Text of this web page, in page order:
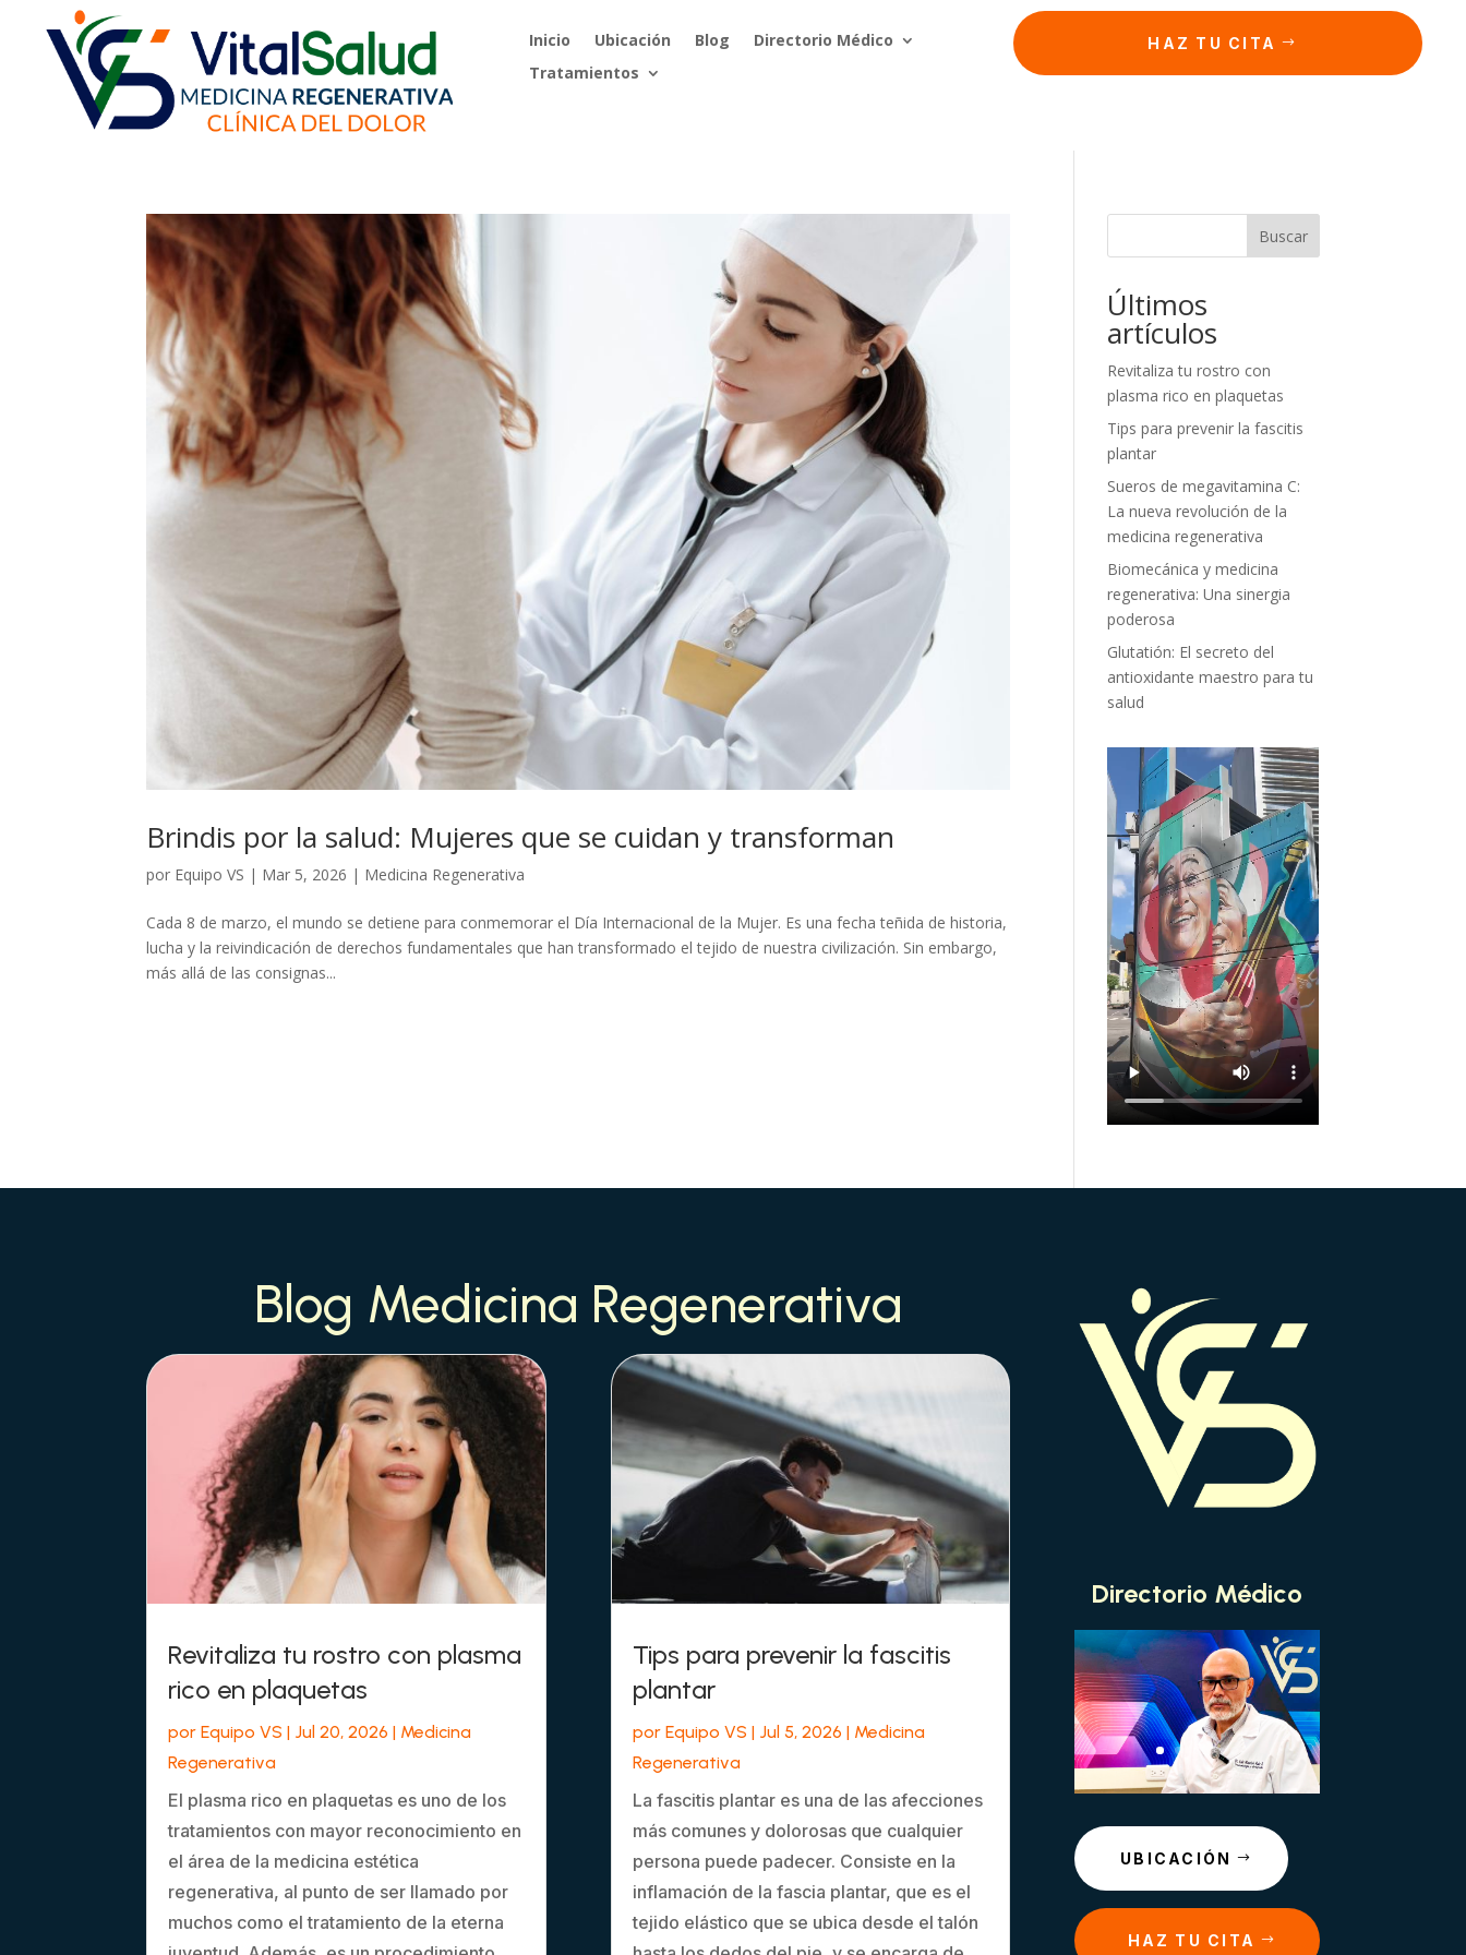
Inicio Ubicación Blog
Directorio Médico
Tratamientos
HAZ TU CITA
Brindis por la salud: Mujeres que se cuidan y transforman
por Equipo VS | Mar 5, 2026 | Medicina Regenerativa
Cada 8 de marzo, el mundo se detiene para conmemorar el Día Internacional de la Mujer. Es una fecha teñida de historia,
lucha y la reivindicación de derechos fundamentales que han transformado el tejido de nuestra civilización. Sin embargo,
más allá de las consignas...
Buscar
Últimos
artículos
Revitaliza tu rostro con
plasma rico en plaquetas
Tips para prevenir la fascitis
plantar
Sueros de megavitamina C:
La nueva revolución de la
medicina regenerativa
Biomecánica y medicina
regenerativa: Una sinergia
poderosa
Glutatión: El secreto del
antioxidante maestro para tu
salud
Blog Medicina Regenerativa
Revitaliza tu rostro con plasma
rico en plaquetas
porEquipo VS | Jul 20, 2026 | Medicina
Regenerativa
El plasma rico en plaquetas es uno de los
tratamientos con mayor reconocimiento en
el área de la medicina estética
regenerativa, al punto de ser llamado por
muchos como el tratamiento de la eterna
Tips para prevenir la fascitis
plantar
por Equipo VS | Jul 5, 2026 | Medicina
Regenerativa
La fascitis plantar es una de las afecciones
más comunes y dolorosas que cualquier
persona puede padecer. Consiste en la
inflamación de la fascia plantar, que es el
tejido elástico que se ubica desde el talón
Directorio Médico
UBICACIÓN
HAZ TU CITA